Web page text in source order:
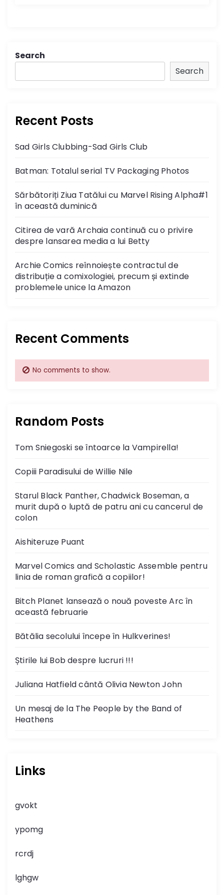
Search
Search
Recent Posts
Sad Girls Clubbing-Sad Girls Club
Batman: Totalul serial TV Packaging Photos
Sărbătoriți Ziua Tatălui cu Marvel Rising Alpha#1
în această duminică
Citirea de vară Archaia continuă cu o privire
despre lansarea media a lui Betty
Archie Comics reînnoiește contractul de
distribuție a comixologiei, precum și extinde
problemele unice la Amazon
Recent Comments
No comments to show.
Random Posts
Tom Sniegoski se întoarce la Vampirella!
Copiii Paradisului de Willie Nile
Starul Black Panther, Chadwick Boseman, a
murit după o luptă de patru ani cu cancerul de
colon
Aishiteruze Puant
Marvel Comics and Scholastic Assemble pentru
linia de roman grafică a copiilor!
Bitch Planet lansează o nouă poveste Arc în
această februarie
Bătălia secolului începe în Hulkverines!
Știrile lui Bob despre lucruri !!!
Juliana Hatfield cântă Olivia Newton John
Un mesaj de la The People by the Band of
Heathens
Links
gvokt
ypomg
rcrdj
lghgw